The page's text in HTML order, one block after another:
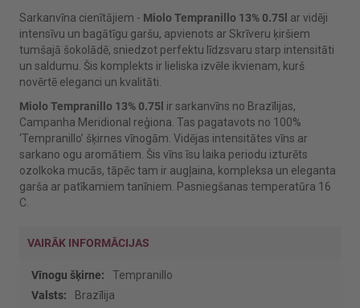
Sarkanvīna cienītājiem - Miolo Tempranillo 13% 0.75l ar vidēji
intensīvu un bagātīgu garšu, apvienots ar Skrīveru ķiršiem
tumšajā šokolādē, sniedzot perfektu līdzsvaru starp intensitāti
un saldumu. Šis komplekts ir lieliska izvēle ikvienam, kurš
novērtē eleganci un kvalitāti.
Miolo Tempranillo 13% 0.75l ir sarkanvīns no Brazīlijas,
Campanha Meridional reģiona. Tas pagatavots no 100%
‘Tempranillo’ šķirnes vīnogām. Vidējas intensitātes vīns ar
sarkano ogu aromātiem. Šis vīns īsu laika periodu izturēts
ozolkoka mucās, tāpēc tam ir augļaina, kompleksa un eleganta
garša ar patīkamiem tanīniem. Pasniegšanas temperatūra 16
C.
VAIRĀK INFORMĀCIJAS
Vairāk
informācijas
Tempranillo
Brazīlija